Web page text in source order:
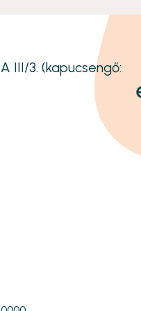
III/3. (kapucsengő: